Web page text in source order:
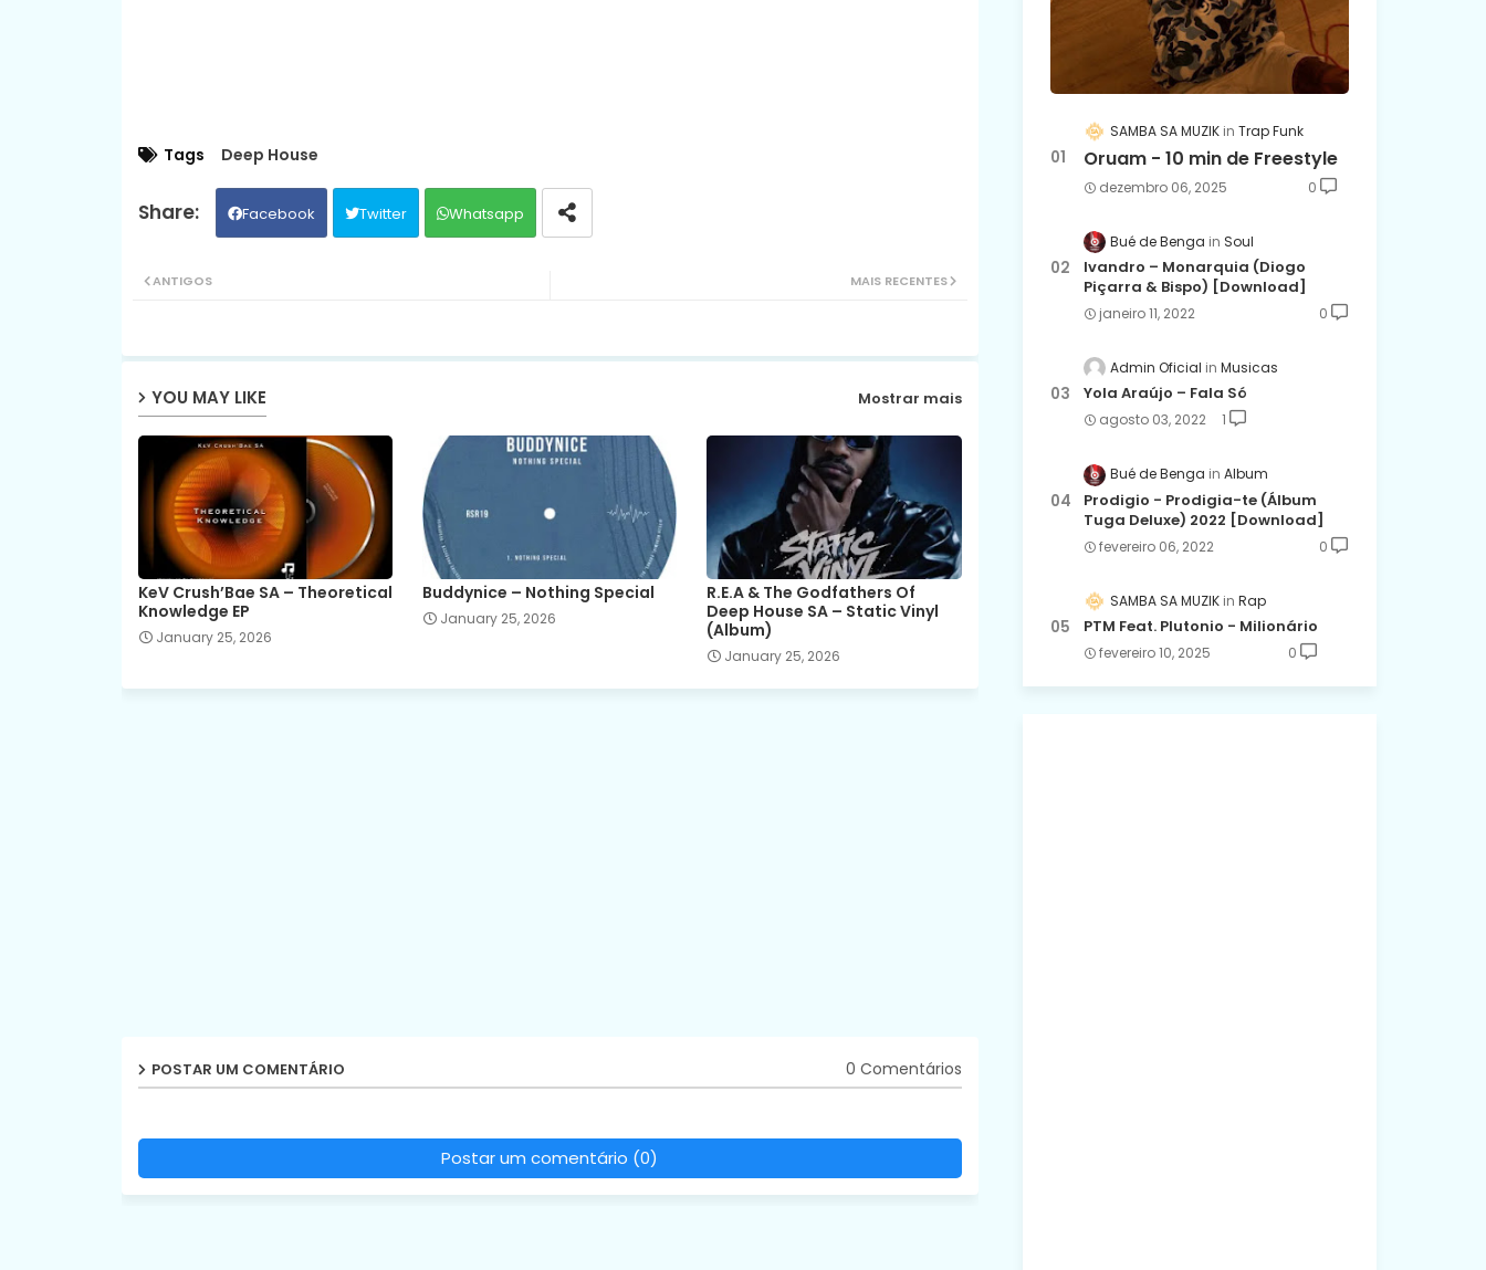
Tags Deep House
Facebook Twitter Whatsapp
MAIS RECENTES
ANTIGOS
YOU MAY LIKE Mostrar mais
KeV Crush’Bae SA – Theoretical
Knowledge EP
January 25, 2026
Buddynice – Nothing Special
January 25, 2026
R.E.A & The Godfathers Of
Deep House SA – Static Vinyl
(Album)
January 25, 2026
POSTAR UM COMENTÁRIO 0 Comentários
Postar um comentário (0)
SAMBA SA MUZIK Trap Funk
Oruam - 10 min de Freestyle
dezembro 06, 2025 0
Bué de Benga Soul
Ivandro – Monarquia (Diogo
Piçarra & Bispo) [Download]
janeiro 11, 2022 0
Admin Oficial Musicas
Yola Araújo – Fala Só
agosto 03, 2022 1
Bué de Benga Album
Prodigio - Prodigia-te (Álbum
Tuga Deluxe) 2022 [Download]
fevereiro 06, 2022 0
SAMBA SA MUZIK Rap
PTM Feat. Plutonio - Milionário
fevereiro 10, 2025 0